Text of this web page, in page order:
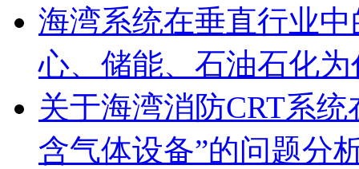
海湾系统在垂直行业
心、储能、石油石化
关于海湾消防CRT系
含气体设备”的问题分